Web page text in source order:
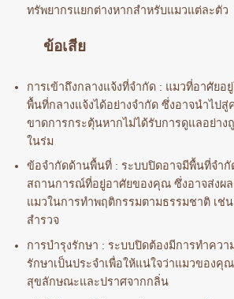
ทรัพยากรแยกต่างหากสำหรับแมวแต่ละตัว
ข้อเสีย
การเข้าถึงกลางแจ้งที่จำกัด : แมวที่อาศัยอ
พื้นที่กลางแจ้งได้อย่างจำกัด ซึ่งอาจนำไปสู่
ขาดการกระตุ้นหากไม่ได้รับการดูแลอย่าง
ในร่ม
ข้อจำกัดด้านพื้นที่ : ระบบปิดอาจมีพื้นที่จำ
สถานการณ์ที่อยู่อาศัยของคุณ ซึ่งอาจส่งผ
แมวในการทำพฤติกรรมตามธรรมชาติ เช่
สำรวจ
การบำรุงรักษา : ระบบปิดต้องมีการทำควา
รักษาเป็นประจำเพื่อให้แน่ใจว่าแมวของ
สุขลักษณะและปราศจากกลิ่น